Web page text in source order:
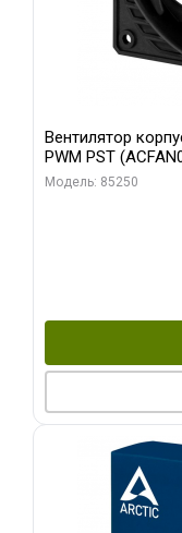
Вентилятор
PWM PST
Модель: 85250